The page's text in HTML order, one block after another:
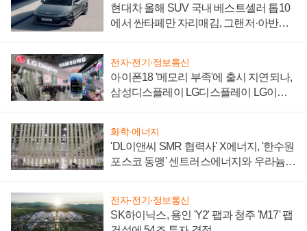
현대차 올해 SUV 국내 베스트셀러 톱10
에서 싼타페만 자리매김, 그랜저·아반떼
전자·전기·정보통신
아이폰18 '메모리 부족'에 출시 지연되나,
삼성디스플레이 LG디스플레이 LG이노
화학·에너지
'DL이앤씨 SMR 협력사' X에너지, '한수원
포스코 동맹' 센트러스에너지와 우라늄
전자·전기·정보통신
SK하이닉스, 용인 'Y2' 팹과 청주 'M17' 팹